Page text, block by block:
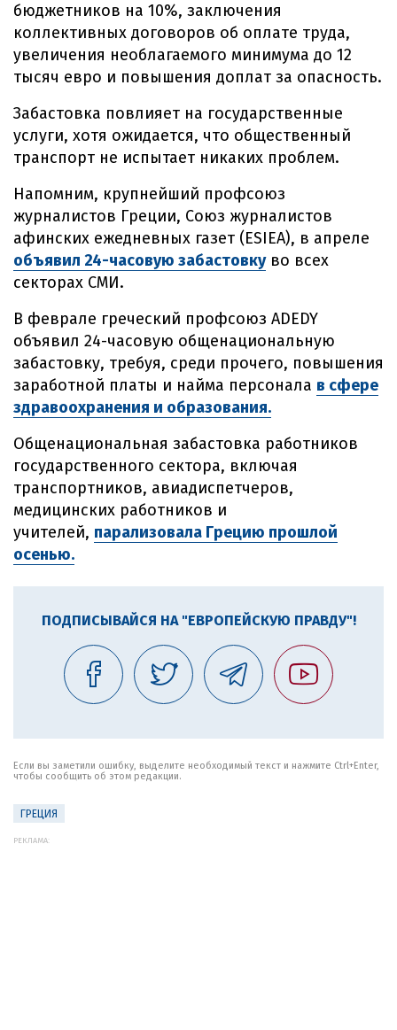
бюджетников на 10%, заключения
коллективных договоров об оплате труда,
увеличения необлагаемого минимума до 12
тысяч евро и повышения доплат за опасность.
Забастовка повлияет на государственные
услуги, хотя ожидается, что общественный
транспорт не испытает никаких проблем.
Напомним, крупнейший профсоюз
журналистов Греции, Союз журналистов
афинских ежедневных газет (ESIEA), в апреле
объявил 24-часовую забастовкуво всех
секторах СМИ.
В феврале греческий профсоюз ADEDY
объявил 24-часовую общенациональную
забастовку, требуя, среди прочего, повышения
заработной платы и найма персонала в сфере
здравоохранения и образования.
Общенациональная забастовка работников
государственного сектора, включая
транспортников, авиадиспетчеров,
медицинских работников и
учителей, парализовала Грецию прошлой
осенью.
ПОДПИСЫВАЙСЯ НА "ЕВРОПЕЙСКУЮ ПРАВДУ"!
Если вы заметили ошибку, выделите необходимый текст и нажмите Ctrl+Enter,
чтобы сообщить об этом редакции.
ГРЕЦИЯ
РЕКЛАМА: